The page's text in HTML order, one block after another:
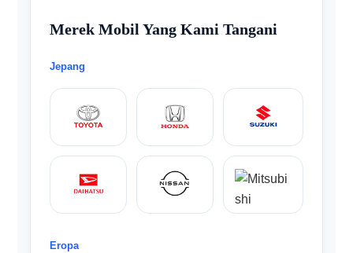
Merek Mobil Yang Kami Tangani
Jepang
Eropa